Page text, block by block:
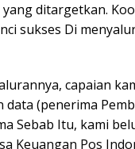
ditargetkan.
sukses Di
capaian
(penerima
Sebab Itu, kami
Keuangan Pos